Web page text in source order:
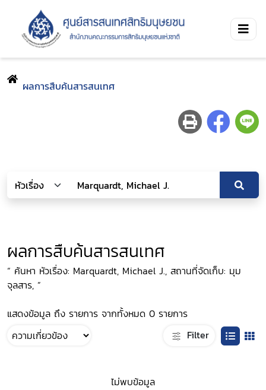
ผลการสืบค้นสารสนเทศ
ผลการสืบค้นสารสนเทศ
“ ค้นหา หัวเรื่อง: Marquardt, Michael J., สถานที่จัดเก็บ: มุม
จุลสาร, ”
แสดงข้อมูล ถึง รายการ จากทั้งหมด 0 รายการ
Filter
ไม่พบข้อมูล